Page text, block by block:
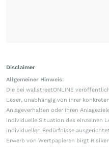
Disclaimer
Allgemeiner Hinweis:
Die bei wallstreetONLINE
Leser, unabhängig von ihrer
Anlageverhalten oder ihren
individuelle Situation des einzelnen
individuellen Bedürfnisse
Erwerb von Wertpapieren birgt